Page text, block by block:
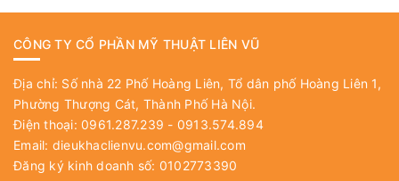
CÔNG TY CỔ PHẦN MỸ THUẬT LIÊN VŨ
Địa chỉ: Số nhà 22 Phố Hoàng Liên, Tổ dân phố Hoàng Liên 1,
Phường Thượng Cát, Thành Phố Hà Nội.
Điện thoại: 0961.287.239 - 0913.574.894
Email: dieukhaclienvu.com@gmail.com
Đăng ký kinh doanh số: 0102773390